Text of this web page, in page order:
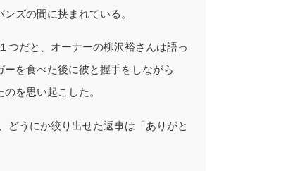
ズの間に挟まれている。
つだと、オーナーの柳沢裕さんは語っ
を食べた後に彼と握手をしながら
を思い起こした。
どうにか絞り出せた返事は「ありがと